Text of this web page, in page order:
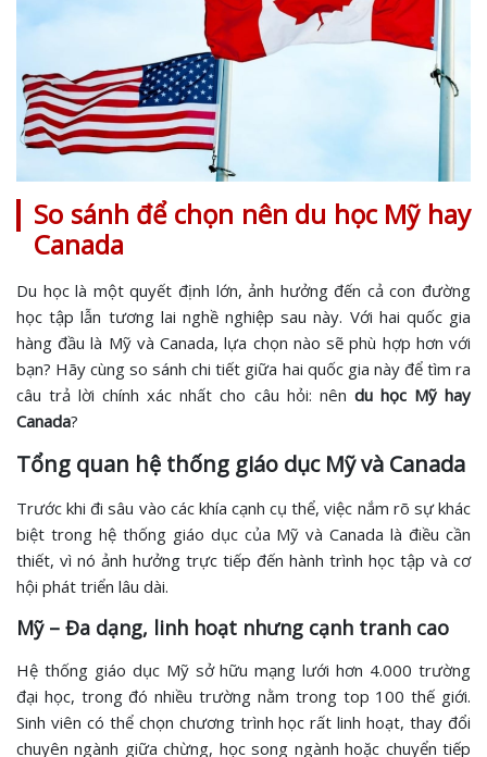
So sánh để chọn nên du học Mỹ hay
Canada
Du học là một quyết định lớn, ảnh hưởng đến cả con đường
học tập lẫn tương lai nghề nghiệp sau này. Với hai quốc gia
hàng đầu là Mỹ và Canada, lựa chọn nào sẽ phù hợp hơn với
bạn? Hãy cùng so sánh chi tiết giữa hai quốc gia này để tìm ra
câu trả lời chính xác nhất cho câu hỏi: nên du học Mỹ hay
Canada?
Tổng quan hệ thống giáo dục Mỹ và Canada
Trước khi đi sâu vào các khía cạnh cụ thể, việc nắm rõ sự khác
biệt trong hệ thống giáo dục của Mỹ và Canada là điều cần
thiết, vì nó ảnh hưởng trực tiếp đến hành trình học tập và cơ
hội phát triển lâu dài.
Mỹ – Đa dạng, linh hoạt nhưng cạnh tranh cao
Hệ thống giáo dục Mỹ sở hữu mạng lưới hơn 4.000 trường
đại học, trong đó nhiều trường nằm trong top 100 thế giới.
Sinh viên có thể chọn chương trình học rất linh hoạt, thay đổi
chuyên ngành giữa chừng, học song ngành hoặc chuyển tiếp